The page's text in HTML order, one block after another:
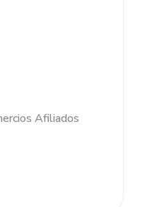
Afiliados